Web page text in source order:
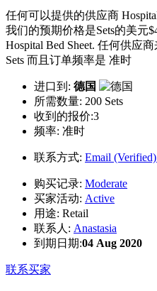
任何可以提供的供应商
我们的预期价格是Sets的美元
Hospital Bed Sheet. 任何供应
Sets 而且订单频率是 准时
进口到: 德国
所需数量: 200 Sets
收到的报价:3
频率: 准时
联系方式: Email (Verified)
购买记录: Moderate
买家活动: Active
用途: Retail
联系人: Anastasia
到期日期:04 Aug 2020
联系买家